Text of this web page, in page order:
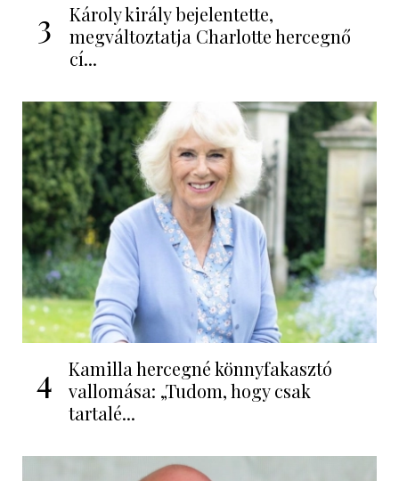
3
Károly király bejelentette,
megváltoztatja Charlotte hercegnő
cí...
4
Kamilla hercegné könnyfakasztó
vallomása: „Tudom, hogy csak
tartalé...